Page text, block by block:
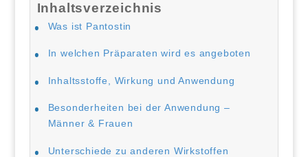
Inhaltsverzeichnis
Was ist Pantostin
In welchen Präparaten wird es angeboten
Inhaltsstoffe, Wirkung und Anwendung
Besonderheiten bei der Anwendung –
Männer & Frauen
Unterschiede zu anderen Wirkstoffen